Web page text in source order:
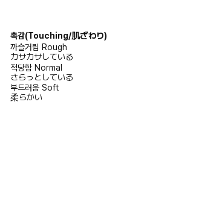
촉감(Touching/肌ざわり)
까슬거림 Rough
カサカサしている
적당함 Normal
さらっとしている
부드러움 Soft
柔らかい